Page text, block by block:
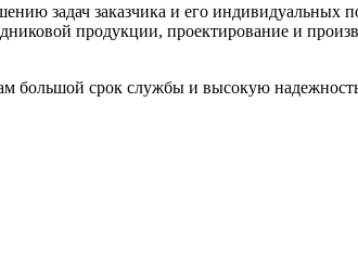
задач заказчика и его индивидуальных
продукции, проектирование и
большой срок службы и высокую